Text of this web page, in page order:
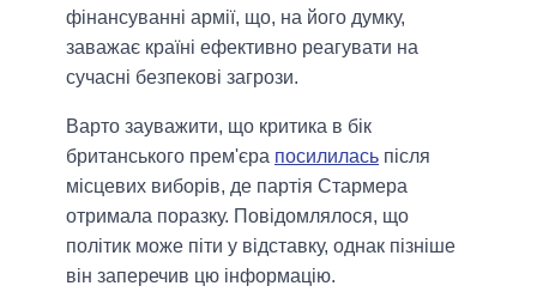
фінансуванні армії, що, на його думку,
заважає країні ефективно реагувати на
сучасні безпекові загрози.
Варто зауважити, що критика в бік
британського прем'єра посилилась після
місцевих виборів, де партія Стармера
отримала поразку. Повідомлялося, що
політик може піти у відставку, однак пізніше
він заперечив цю інформацію.